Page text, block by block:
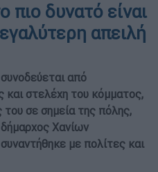
δυνατό είναι
απειλή
από
στελέχη του κόμματος,
του σε σημεία της πόλης,
Χανίων
με πολίτες και